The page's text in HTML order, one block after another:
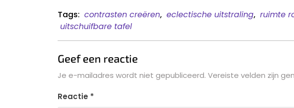
Tags: contrasten creëren, eclectische uitstraling, ruimte
uitschuifbare tafel
Geef een reactie
Je e-mailadres wordt niet gepubliceerd. Vereiste velden zijn
Reactie *